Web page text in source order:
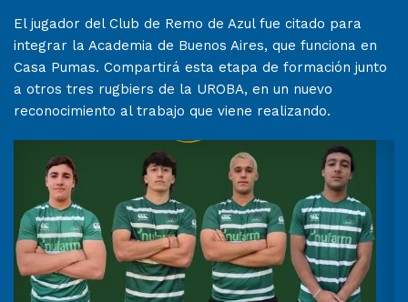
El jugador del Club de Remo de Azul fue citado para
integrar la Academia de Buenos Aires, que funciona en
Casa Pumas. Compartirá esta etapa de formación junto
a otros tres rugbiers de la UROBA, en un nuevo
reconocimiento al trabajo que viene realizando.